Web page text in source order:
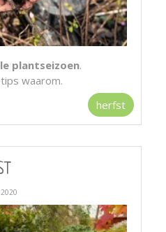
plantseizoen.
waarom.
herfst